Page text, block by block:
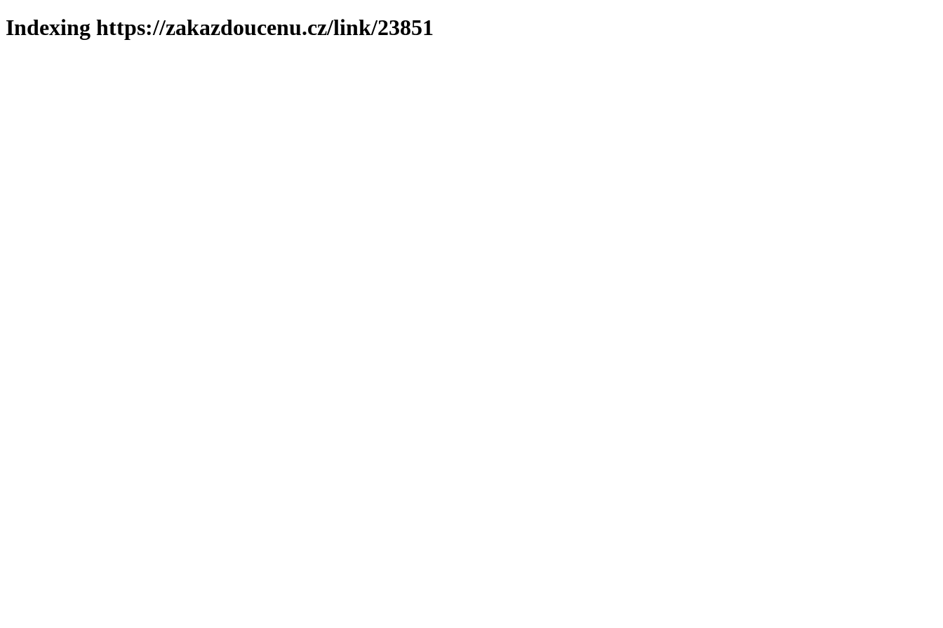
Indexing https://zakazdoucenu.cz/link/23851